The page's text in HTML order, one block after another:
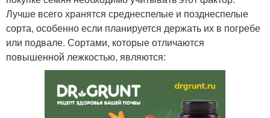
Лучше всего хранятся среднеспелые и позднеспелые
сорта, особенно если планируется держать их в погребе
или подвале. Сортами, которые отличаются
повышенной лежкостью, являются: